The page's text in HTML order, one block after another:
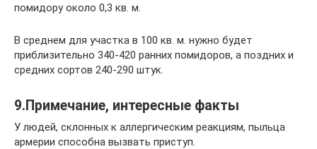
помидору около 0,3 кв. м.
В среднем для участка в 100 кв. м. нужно будет
приблизительно 340-420 ранних помидоров, а поздних и
средних сортов 240-290 штук.
9.Примечание, интересные факты
У людей, склонных к аллергическим реакциям, пыльца
армерии способна вызвать приступ.